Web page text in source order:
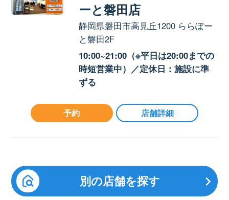
ーと磐田店
静岡県磐田市高見丘1200 ららぽー
と磐田2F
10:00~21:00（※平日は20:00までの
時短営業中）／定休日：施設に準
ずる
店舗詳細
予約
別の店舗を探す